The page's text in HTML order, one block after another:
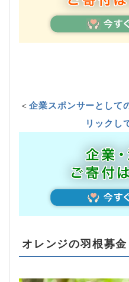
＜企業スポンサーとして
リックし
オレンジの羽根募金